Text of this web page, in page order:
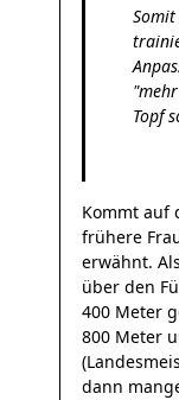
Topf
Kommt auf
frühere
erwähnt.
über den
400 Meter
800 Meter
dann